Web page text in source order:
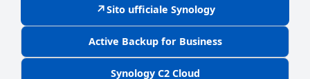
↗Sito ufficiale Synology
Active Backup for Business
Synology C2 Cloud